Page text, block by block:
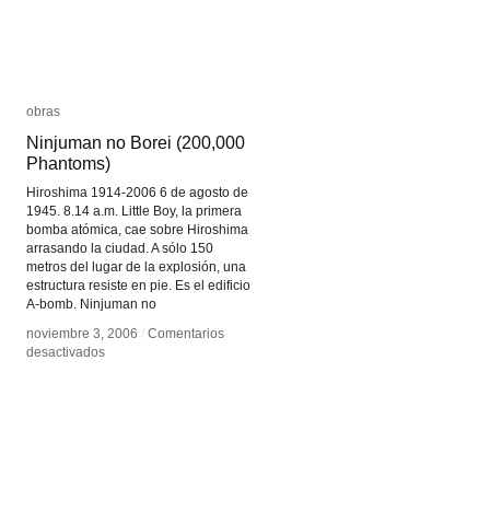
obras
Ninjuman no Borei (200,000
Phantoms)
Hiroshima 1914-2006 6 de agosto de
1945. 8.14 a.m. Little Boy, la primera
bomba atómica, cae sobre Hiroshima
arrasando la ciudad. A sólo 150
metros del lugar de la explosión, una
estructura resiste en pie. Es el edificio
A-bomb. Ninjuman no
noviembre 3, 2006 / Comentarios
desactivadosen
obras
Ninjuman no Borei (200,000
Phantoms)
noviembre 3, 2006 / Comentarios
desactivadosen